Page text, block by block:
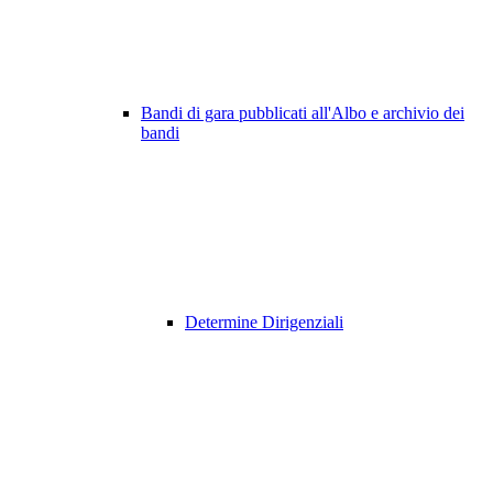
Bandi di gara pubblicati all'Albo e archivio dei
bandi
Determine Dirigenziali